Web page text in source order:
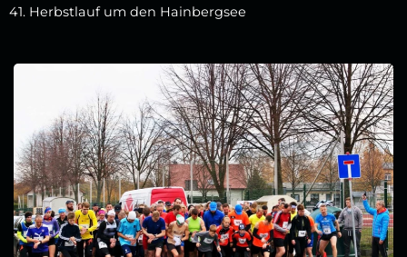
41. Herbstlauf um den Hainbergsee